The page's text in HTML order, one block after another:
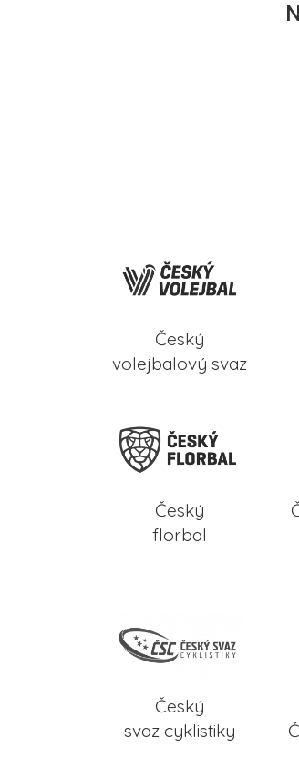
Český
volejbalový svaz
Český
florbal
Český
svaz cyklistiky